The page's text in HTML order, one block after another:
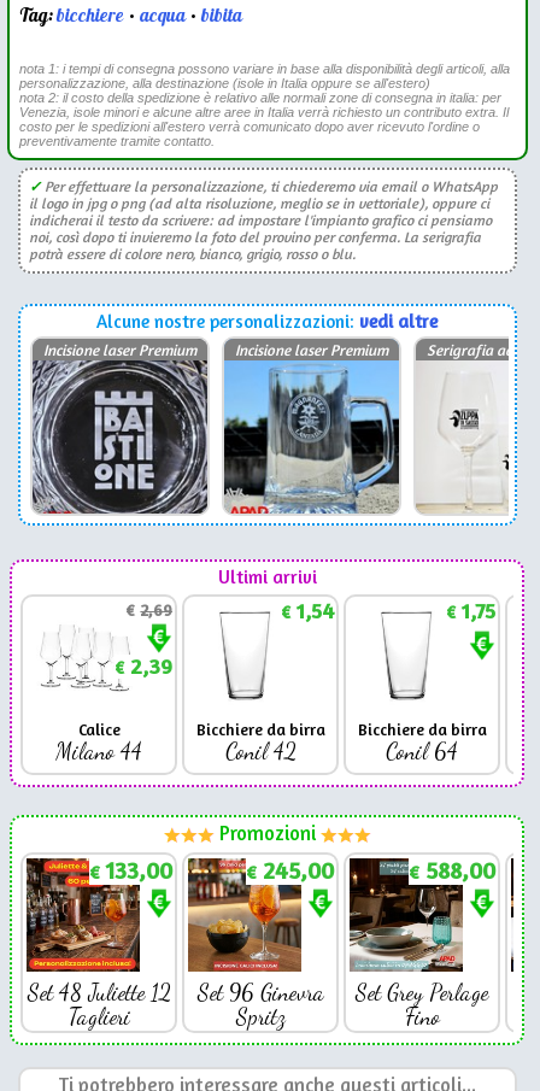
Tag:bicchiere •acqua•bibita
nota 1: i tempi di consegna possono variare in base alla disponibilità degli articoli, alla
personalizzazione, alla destinazione (isole in Italia oppure se all'estero)
nota 2: il costo della spedizione è relativo alle normali zone di consegna in italia: per
Venezia, isole minori e alcune altre aree in Italia verrà richiesto un contributo extra. Il
costo per le spedizioni all'estero verrà comunicato dopo aver ricevuto l'ordine o
preventivamente tramite contatto.
✓Per effettuare la personalizzazione, ti chiederemo via email o WhatsApp
il logo in jpg o png (ad alta risoluzione, meglio se in vettoriale), oppure ci
indicherai il testo da scrivere: ad impostare l'impianto grafico ci pensiamo
noi, così dopo ti invieremo la foto del provino per conferma. La serigrafia
potrà essere di colore nero, bianco, grigio, rosso o blu.
Alcune nostre personalizzazioni: vedi altre
Incisione laser Premium Incisione laser Premium Serigrafia ad un
Ultimi arrivi
€2,69
€2,39
Calice
Milano 44
€1,54
Bicchiere da birra
Conil 42
€1,75
Bicchiere da birra
Conil 64
Promozioni
€ 133,00
Set 48 Juliette 12
Taglieri
€ 245,00
Set 96 Ginevra
Spritz
€ 588,00
Set Grey Perlage
Fino
Ti potrebbero interessare anche questi articoli...